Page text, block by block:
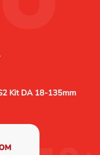
Kit DA 18-135mm